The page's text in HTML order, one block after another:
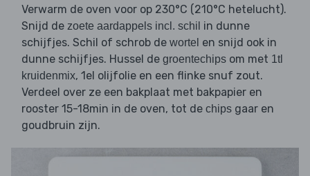
Verwarm de oven voor op 230°C (210°C hetelucht).
Snijd de zoete aardappels incl. schil in dunne
schijfjes. Schil of schrob de wortel en snijd ook in
dunne schijfjes. Hussel de groentechips om met 1tl
kruidenmix, 1el olijfolie en een flinke snuf zout.
Verdeel over ze een bakplaat met bakpapier en
rooster 15-18min in de oven, tot de chips gaar en
goudbruin zijn.